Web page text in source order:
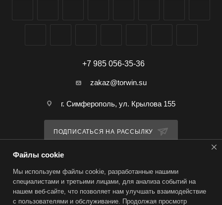
+7 985 056-35-36
zakaz@torwin.su
г. Симферополь, ул. Крылова 155
ПОДПИСАТЬСЯ НА РАССЫЛКУ
2026 © TorWin – интернет-магазин
Файлы cookie
Мы используем файлы cookie, разработанные нашими
специалистами и третьими лицами, для анализа событий на
нашем веб-сайте, что позволяет нам улучшать взаимодействие
с пользователями и обслуживание. Продолжая просмотр